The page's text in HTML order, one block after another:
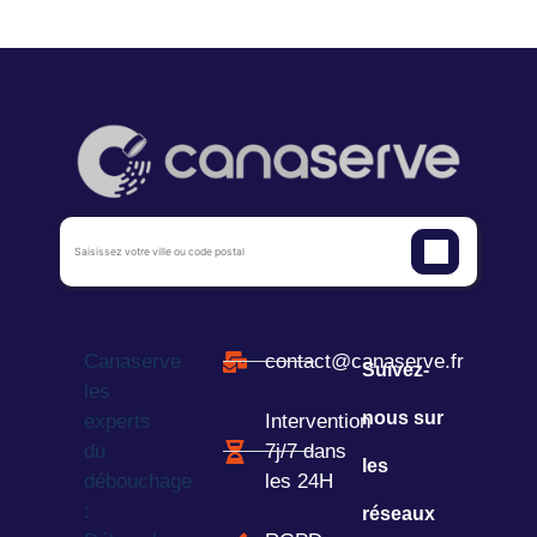
Canaserve
les
experts
du
débouchage
:
contact@canaserve.fr
Intervention
7j/7 dans
les 24H
Suivez-
nous sur
les
réseaux